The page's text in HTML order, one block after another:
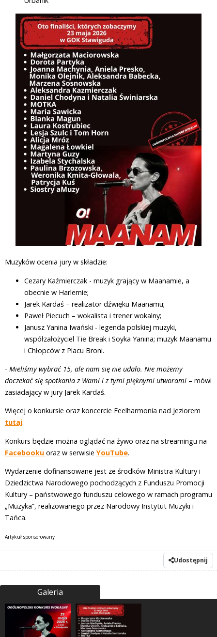
Muzyków ocenia jury w składzie:
Cezary Kaźmierczak - muzyk grający w Maanamie, a
obecnie w Harlemie;
Jarek Kardaś – realizator dźwięku Maanamu;
Paweł Piecuch – wokalista i trener wokalny;
Janusz Yanina Iwański - legenda polskiej muzyki,
współzałożyciel Tie Break i Soyka Yanina; muzyk Maanamu
i Chłopców z Placu Broni.
- Mieliśmy wybrać 15, ale nam się nie udało. Nie możemy
doczekać się spotkania z Wami i z tymi pięknymi utworami – mówi
zasiadający w jury Jarek Kardaś.
Więcej o konkursie oraz koncercie Feelharmonia nad Jeziorem
tutaj.
Konkurs będzie można oglądać na żywo oraz na streamingu na
Facebooku oraz w serwisieYouTube.
Wydarzenie dofinansowane jest ze środków Ministra Kultury i
Dziedzictwa Narodowego pochodzących z Funduszu Promocji
Kultury – państwowego funduszu celowego w ramach programu
„Muzyka”, realizowanego przez Narodowy Instytut Muzyki i
Tańca.
Artykuł sponsorowany
Udostępnij
Galeria